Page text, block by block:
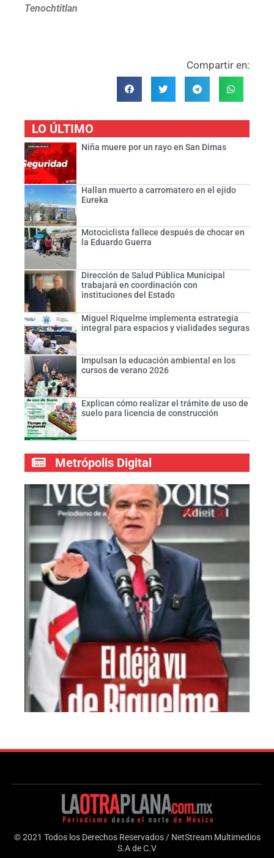
Tenochtitlan
Compartir en:
LO ÚLTIMO
Niña muere por un rayo en San Dimas
Hallan muerto a carromatero en el ejido
Eureka
Motociclista fallece después de chocar en
la Eduardo Guerra
Dirección de Salud Pública Municipal
trabajará en coordinación con
instituciones del Estado
Miguel Riquelme implementa estrategia
integral para espacios y vialidades seguras
Impulsan la educación ambiental en los
cursos de verano 2026
Explican cómo realizar el trámite de uso de
suelo para licencia de construcción
Metrópolis Digital
© 2021 Todos los Derechos Reservados / NetStream Multimedios
S.A de C.V